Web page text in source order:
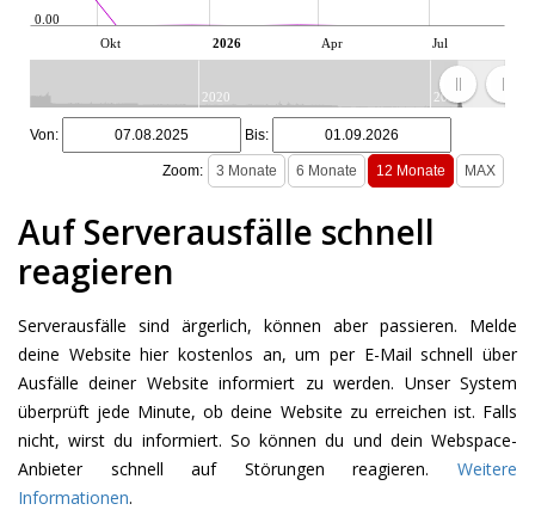
Okt 2026 Apr Jul
0.00
2020 2025
JS chart by amCharts
Von: Bis:
Zoom:
Auf Serverausfälle schnell
reagieren
Serverausfälle sind ärgerlich, können aber passieren. Melde
deine Website hier kostenlos an, um per E-Mail schnell über
Ausfälle deiner Website informiert zu werden. Unser System
überprüft jede Minute, ob deine Website zu erreichen ist. Falls
nicht, wirst du informiert. So können du und dein Webspace-
Anbieter schnell auf Störungen reagieren. Weitere
Informationen.